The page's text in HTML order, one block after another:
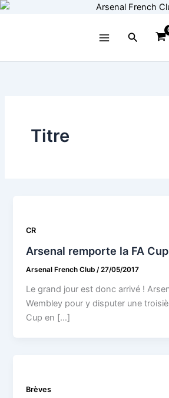
Aller
Titre
CR
Arsenal remporte la FA
Arsenal French Club/27/05/2017
Le grand jour est donc arrivé !
Wembley pour y disputer une
Cup en […]
Brèves